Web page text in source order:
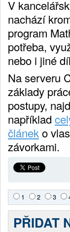
V
nachází
program
potřeba,
nebo i jiné
Na serveru
základy
postupy,
například
článeko
závorkami.
1 2 3
PŘIDAT